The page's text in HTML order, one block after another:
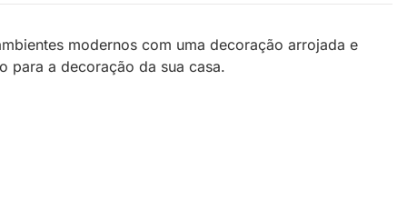
modernos com uma decoração arrojada e
para a decoração da sua casa.